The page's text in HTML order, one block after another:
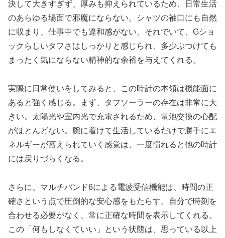
決して大きすぎず、厚みも抑えられているため、日常生活
のあらゆる場面で邪魔にならない。シャツの袖口にも自然
に収まり、仕事中でも違和感がない。それでいて、Gショ
ックらしいタフさはしっかりと感じられ、多少ぶつけても
まったく気にならない精神的な余裕を与えてくれる。
実際に日常使いをしてみると、この時計の本領は機能面に
あると強く感じる。まず、タフソーラーの存在は非常に大
きい。太陽光や室内光で充電されるため、電池交換の心配
がほとんどない。腕に着けて生活しているだけで勝手にエ
ネルギーが蓄えられていく感覚は、一度慣れると他の時計
には戻りづらくなる。
さらに、マルチバンド6による電波受信機能は、時間の正
確さという点で圧倒的な安心感をもたらす。自分で時刻を
合わせる必要がなく、常に正確な時間を表示してくれる。
この「何もしなくていい」という状態は、思っている以上